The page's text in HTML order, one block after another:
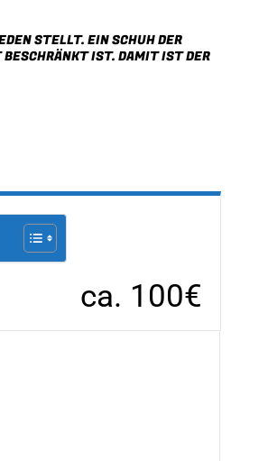
STELLT. EIN SCHUH DER
IST. DAMIT IST DER
ca. 100€